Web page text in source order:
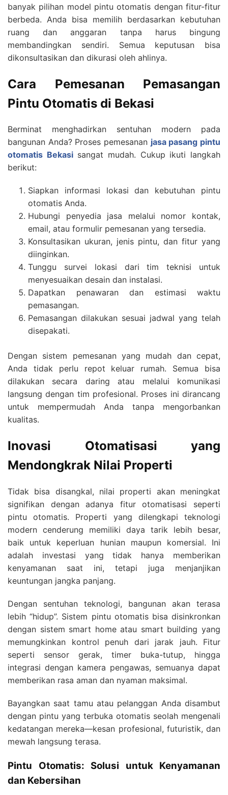
banyak pilihan model pintu otomatis dengan fitur-fitur
berbeda. Anda bisa memilih berdasarkan kebutuhan
ruang dan anggaran tanpa harus bingung
membandingkan sendiri. Semua keputusan bisa
dikonsultasikan dan dikurasi oleh ahlinya.
Cara Pemesanan Pemasangan
Pintu Otomatis di Bekasi
Berminat menghadirkan sentuhan modern pada
bangunan Anda? Proses pemesanan jasa pasang pintu
otomatis Bekasisangat mudah. Cukup ikuti langkah
berikut:
Siapkan informasi lokasi dan kebutuhan pintu
otomatis Anda.
Hubungi penyedia jasa melalui nomor kontak,
email, atau formulir pemesanan yang tersedia.
Konsultasikan ukuran, jenis pintu, dan fitur yang
diinginkan.
Tunggu survei lokasi dari tim teknisi untuk
menyesuaikan desain dan instalasi.
Dapatkan penawaran dan estimasi waktu
pemasangan.
Pemasangan dilakukan sesuai jadwal yang telah
disepakati.
Dengan sistem pemesanan yang mudah dan cepat,
Anda tidak perlu repot keluar rumah. Semua bisa
dilakukan secara daring atau melalui komunikasi
langsung dengan tim profesional. Proses ini dirancang
untuk mempermudah Anda tanpa mengorbankan
kualitas.
Inovasi Otomatisasi yang
Mendongkrak Nilai Properti
Tidak bisa disangkal, nilai properti akan meningkat
signifikan dengan adanya fitur otomatisasi seperti
pintu otomatis. Properti yang dilengkapi teknologi
modern cenderung memiliki daya tarik lebih besar,
baik untuk keperluan hunian maupun komersial. Ini
adalah investasi yang tidak hanya memberikan
kenyamanan saat ini, tetapi juga menjanjikan
keuntungan jangka panjang.
Dengan sentuhan teknologi, bangunan akan terasa
lebih “hidup”. Sistem pintu otomatis bisa disinkronkan
dengan sistem smart home atau smart building yang
memungkinkan kontrol penuh dari jarak jauh. Fitur
seperti sensor gerak, timer buka-tutup, hingga
integrasi dengan kamera pengawas, semuanya dapat
memberikan rasa aman dan nyaman maksimal.
Bayangkan saat tamu atau pelanggan Anda disambut
dengan pintu yang terbuka otomatis seolah mengenali
kedatangan mereka—kesan profesional, futuristik, dan
mewah langsung terasa.
Pintu Otomatis: Solusi untuk Kenyamanan
dan Kebersihan